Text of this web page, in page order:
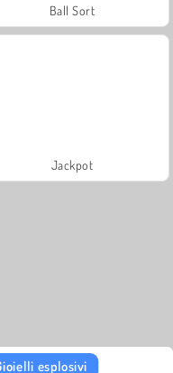
Ball Sort
Jackpot
esplosivi